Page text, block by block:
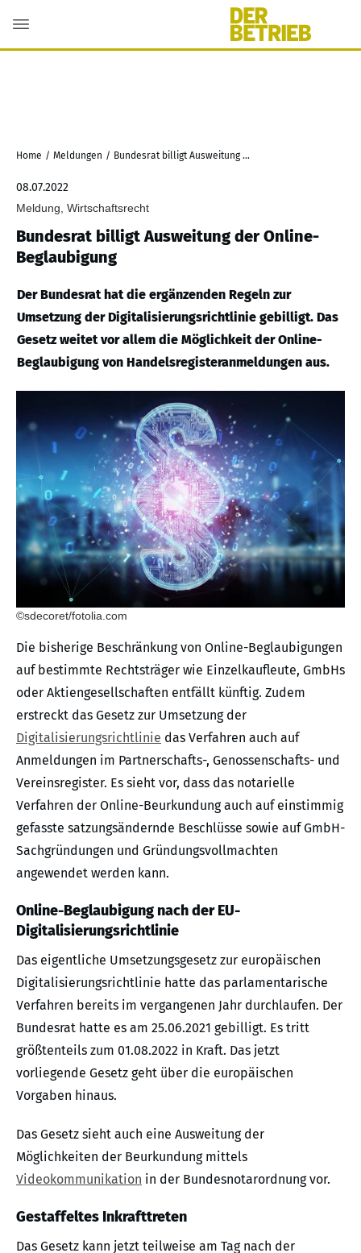
Home / Meldungen / Bundesrat billigt Ausweitung der Online-Beglaubigung
08.07.2022
Meldung, Wirtschaftsrecht
Bundesrat billigt Ausweitung der Online-
Beglaubigung
Der Bundesrat hat die ergänzenden Regeln zur
Umsetzung der Digitalisierungsrichtlinie gebilligt. Das
Gesetz weitet vor allem die Möglichkeit der Online-
Beglaubigung von Handelsregisteranmeldungen aus.
©sdecoret/fotolia.com
Die bisherige Beschränkung von Online-Beglaubigungen
auf bestimmte Rechtsträger wie Einzelkaufleute, GmbHs
oder Aktiengesellschaften entfällt künftig. Zudem
erstreckt das Gesetz zur Umsetzung der
Digitalisierungsrichtlinie das Verfahren auch auf
Anmeldungen im Partnerschafts-, Genossenschafts- und
Vereinsregister. Es sieht vor, dass das notarielle
Verfahren der Online-Beurkundung auch auf einstimmig
gefasste satzungsändernde Beschlüsse sowie auf GmbH-
Sachgründungen und Gründungsvollmachten
angewendet werden kann.
Online-Beglaubigung nach der EU-
Digitalisierungsrichtlinie
Das eigentliche Umsetzungsgesetz zur europäischen
Digitalisierungsrichtlinie hatte das parlamentarische
Verfahren bereits im vergangenen Jahr durchlaufen. Der
Bundesrat hatte es am 25.06.2021 gebilligt. Es tritt
größtenteils zum 01.08.2022 in Kraft. Das jetzt
vorliegende Gesetz geht über die europäischen
Vorgaben hinaus.
Das Gesetz sieht auch eine Ausweitung der
Möglichkeiten der Beurkundung mittels
Videokommunikation in der Bundesnotarordnung vor.
Gestaffeltes Inkrafttreten
Das Gesetz kann jetzt teilweise am Tag nach der